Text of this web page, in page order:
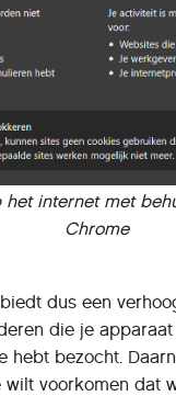
het internet met
Chrome
dus een
die je
hebt bezocht.
wilt voorkomen dat